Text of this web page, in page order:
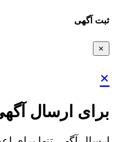
ثبت آگهی
×
×
برای ارسال